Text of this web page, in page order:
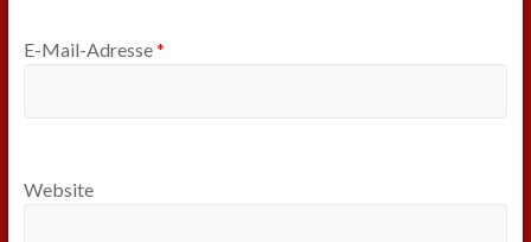
E-Mail-Adresse*
Website